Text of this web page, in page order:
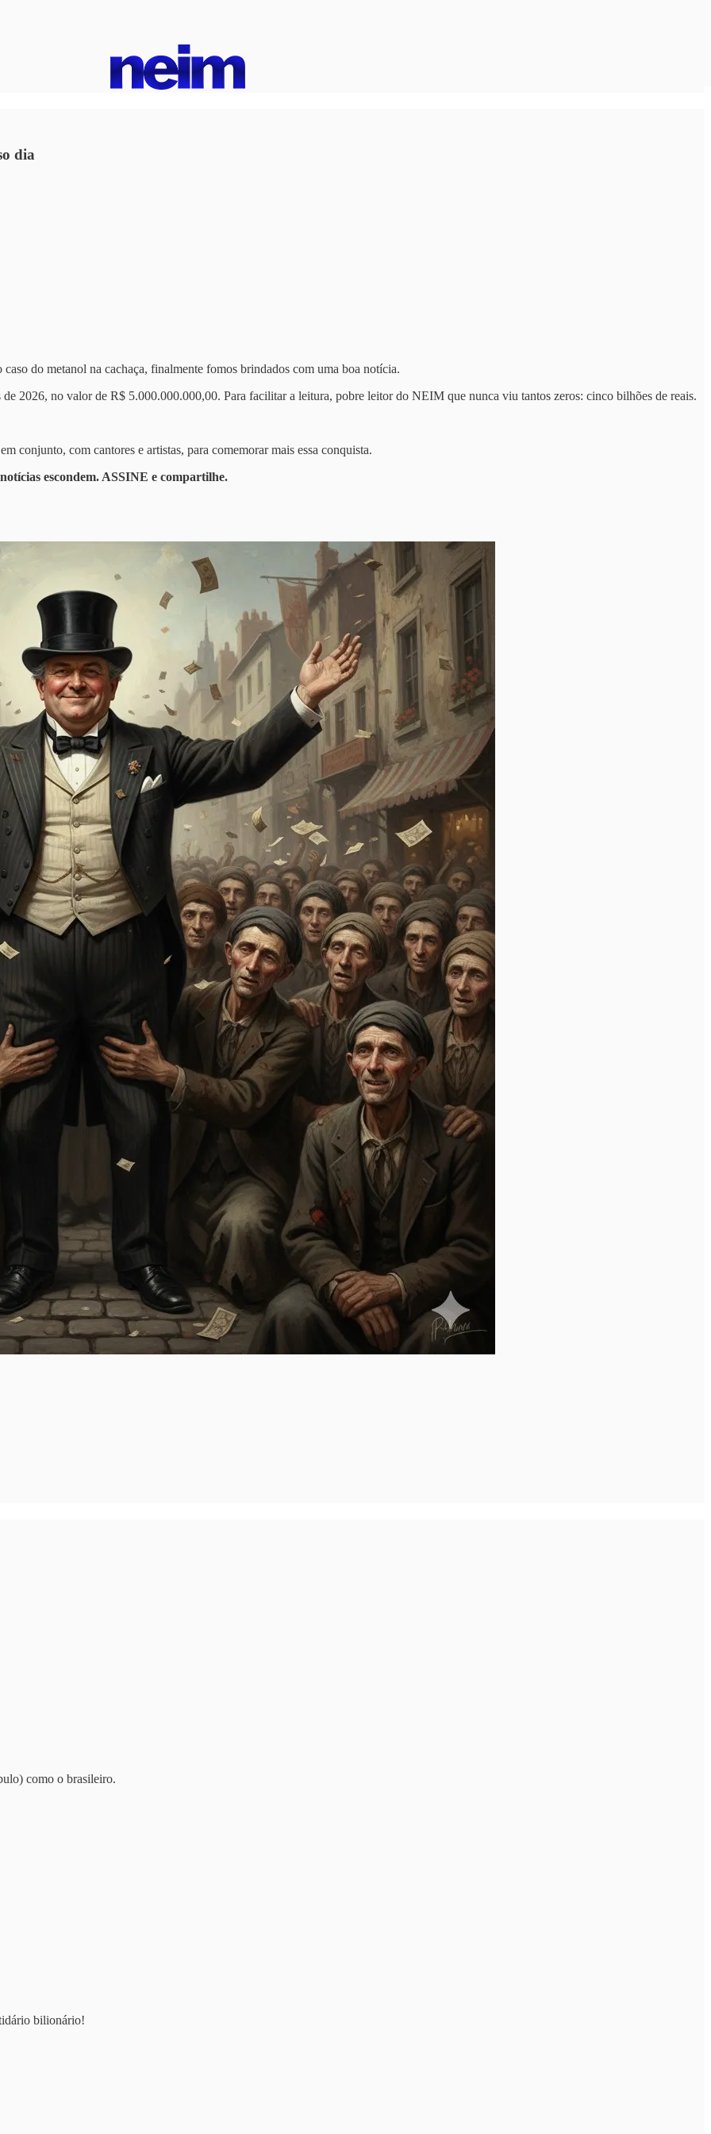
dia
do metanol na cachaça, finalmente fomos brindados com uma boa notícia.
2026, no valor de R$ 5.000.000.000,00. Para facilitar a leitura, pobre leitor do NEIM que nunca viu tantos zeros: cinco bilhões de reais.
conjunto, com cantores e artistas, para comemorar mais essa conquista.
escondem. ASSINE e compartilhe.
como o brasileiro.
bilionário!